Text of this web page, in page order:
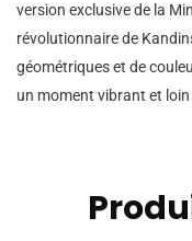
version exclusive de la
révolutionnaire de
géométriques et de
un moment vibrant et loin